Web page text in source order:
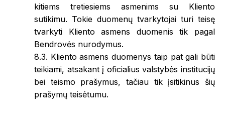
kitiems tretiesiems asmenims su Kliento
sutikimu. Tokie duomenų tvarkytojai turi teisę
tvarkyti Kliento asmens duomenis tik pagal
Bendrovės nurodymus.
8.3. Kliento asmens duomenys taip pat gali būti
teikiami, atsakant į oficialius valstybės institucijų
bei teismo prašymus, tačiau tik įsitikinus šių
prašymų teisėtumu.